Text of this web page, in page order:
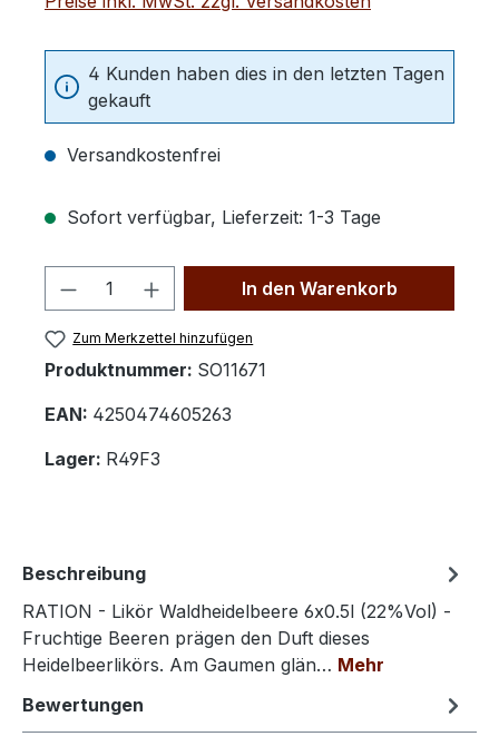
4 Kunden haben dies in den letzten Tagen
gekauft
Versandkostenfrei
Sofort verfügbar, Lieferzeit: 1-3 Tage
Produkt Anzahl: Gib den
In den Warenkorb
Zum Merkzettel hinzufügen
Produktnummer: SO11671
EAN: 4250474605263
Lager: R49F3
Beschreibung
RATION - Likör Waldheidelbeere 6x0.5l (22%Vol) -
Fruchtige Beeren prägen den Duft dieses
Heidelbeerlikörs. Am Gaumen glän… Mehr
Bewertungen